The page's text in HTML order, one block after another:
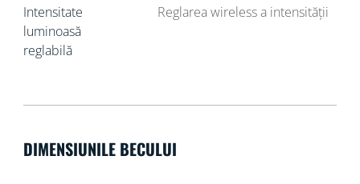
Intensitate
luminoasă
reglabilă
Reglarea wireless a intensității
DIMENSIUNILE BECULUI